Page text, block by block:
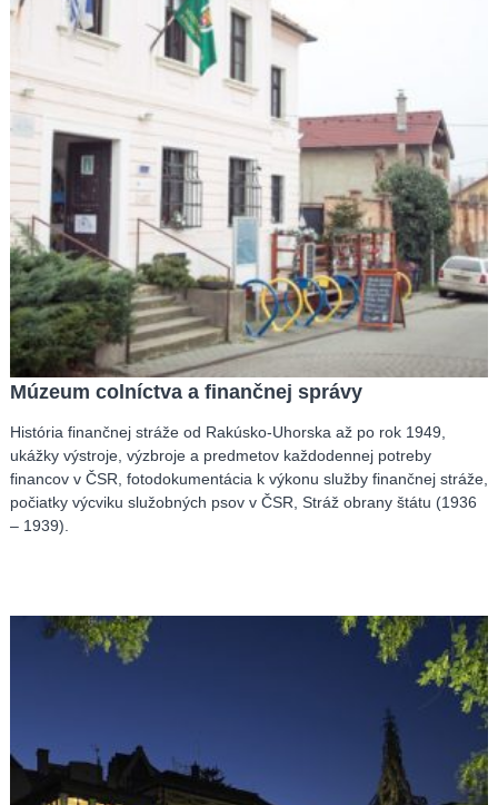
Múzeum colníctva a finančnej správy
História finančnej stráže od Rakúsko-Uhorska až po rok 1949,
ukážky výstroje, výzbroje a predmetov každodennej potreby
financov v ČSR, fotodokumentácia k výkonu služby finančnej stráže,
počiatky výcviku služobných psov v ČSR, Stráž obrany štátu (1936
– 1939).